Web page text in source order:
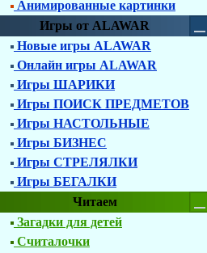
Анимированные картинки
Игры от ALAWAR
Новые игры ALAWAR
Онлайн игры ALAWAR
Игры ШАРИКИ
Игры ПОИСК ПРЕДМЕТОВ
Игры НАСТОЛЬНЫЕ
Игры БИЗНЕС
Игры СТРЕЛЯЛКИ
Игры БЕГАЛКИ
Читаем
Загадки для детей
Считалочки